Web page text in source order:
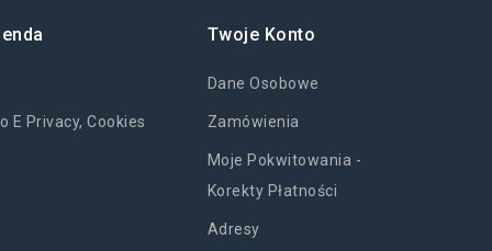
E Privacy, Cookies
Twoje Konto
Dane Osobowe
Zamówienia
Moje Pokwitowania -
Korekty Płatności
Adresy